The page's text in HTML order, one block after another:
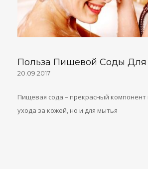
Польза Пищевой Соды Для
20.09.2017
Пищевая сода – прекрасный компонент
ухода за кожей, но и для мытья